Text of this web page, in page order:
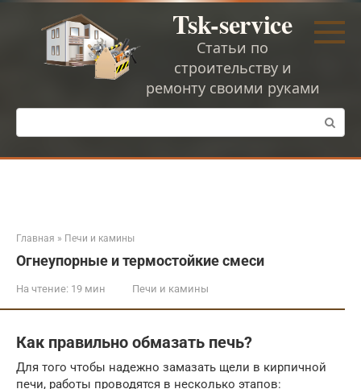
Перейти
Tsk-service
Статьи по
строительству и
ремонту своими руками
Поиск:
Главная » Печи и камины
Огнеупорные и термостойкие смеси
На чтение: 19 мин Печи и камины
Как правильно обмазать печь?
Для того чтобы надежно замазать щели в кирпичной
печи, работы проводятся в несколько этапов: